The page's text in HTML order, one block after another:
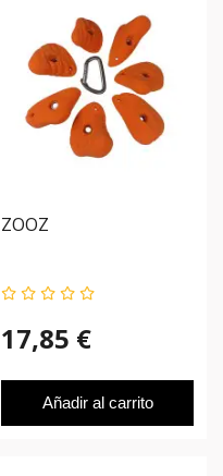
ZOOZ
17,85 €
Añadir al carrito